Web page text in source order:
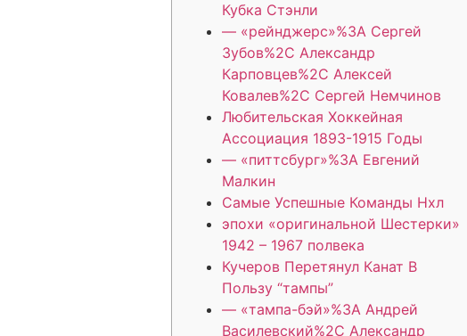
Кубка Стэнли
— «рейнджерс»%3A Сергей
Зубов%2C Александр
Карповцев%2C Алексей
Ковалев%2C Сергей Немчинов
Любительская Хоккейная
Ассоциация 1893-1915 Годы
— «питтсбург»%3A Евгений
Малкин
Самые Успешные Команды Нхл
эпохи «оригинальной Шестерки»
1942 – 1967 полвека
Кучеров Перетянул Канат В
Пользу “тампы”
— «тампа-бэй»%3A Андрей
Василевский%2C Александр